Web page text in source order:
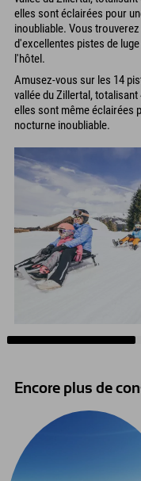
elles sont éclairées pour
inoubliable. Vous
d'excellentes pistes de
l'hôtel.
Amusez-vous sur les 14
vallée du Zillertal,
elles sont même éclairées
nocturne inoubliable.
Encore plus de